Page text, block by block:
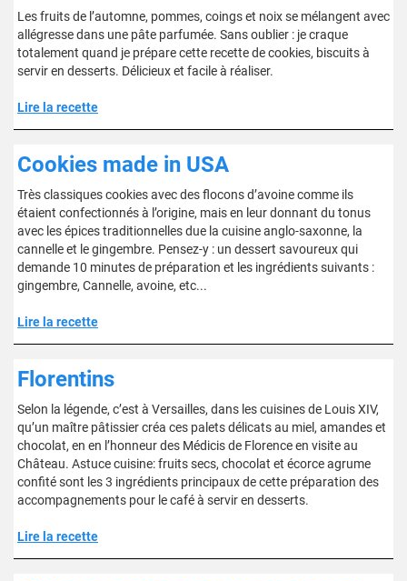
Les fruits de l’automne, pommes, coings et noix se mélangent avec
allégresse dans une pâte parfumée. Sans oublier : je craque
totalement quand je prépare cette recette de cookies, biscuits à
servir en desserts. Délicieux et facile à réaliser.
Lire la recette
Cookies made in USA
Très classiques cookies avec des flocons d’avoine comme ils
étaient confectionnés à l’origine, mais en leur donnant du tonus
avec les épices traditionnelles due la cuisine anglo-saxonne, la
cannelle et le gingembre. Pensez-y : un dessert savoureux qui
demande 10 minutes de préparation et les ingrédients suivants :
gingembre, Cannelle, avoine, etc...
Lire la recette
Florentins
Selon la légende, c’est à Versailles, dans les cuisines de Louis XIV,
qu’un maître pâtissier créa ces palets délicats au miel, amandes et
chocolat, en en l’honneur des Médicis de Florence en visite au
Château. Astuce cuisine: fruits secs, chocolat et écorce agrume
confité sont les 3 ingrédients principaux de cette préparation des
accompagnements pour le café à servir en desserts.
Lire la recette